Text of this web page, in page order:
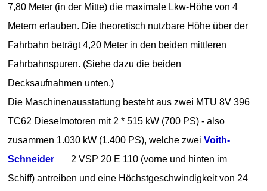
7,80 Meter (in der Mitte) die maximale Lkw-Höhe von 4
Metern erlauben. Die theoretisch nutzbare Höhe über der
Fahrbahn beträgt 4,20 Meter in den beiden mittleren
Fahrbahnspuren. (Siehe dazu die beiden
Decksaufnahmen unten.)
Die Maschinenausstattung besteht aus zwei MTU 8V 396
TC62 Dieselmotoren mit 2 * 515 kW (700 PS) - also
zusammen 1.030 kW (1.400 PS), welche zweiVoith-
Schneider
2 VSP 20 E 110 (vorne und hinten im
Schiff) antreiben und eine Höchstgeschwindigkeit von 24